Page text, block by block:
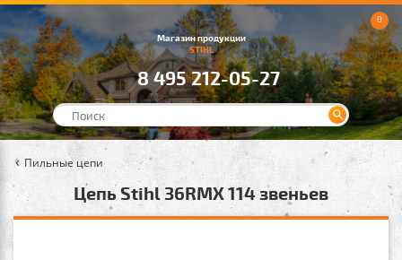
Магазин продукции
STIHL
8 495 212-05-27
0
Пильные цепи
Цепь Stihl 36RMX 114 звеньев